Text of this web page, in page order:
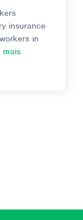
insurance
in
mais